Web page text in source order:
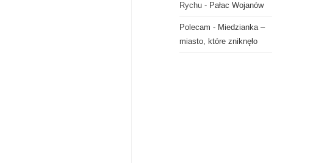
Rychu - Pałac Wojanów
Polecam - Miedzianka –
miasto, które zniknęło